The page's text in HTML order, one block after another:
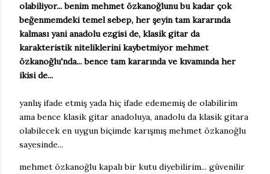
olabiliyor... benim mehmet özkanoğlunu bu kadar çok
beğenmemdeki temel sebep, her şeyin tam kararında
kalması yani anadolu ezgisi de, klasik gitar da
karakteristik niteliklerini kaybetmiyor mehmet
özkanoğlu'nda... bence tam kararında ve kıvamında her
ikisi de...
yanlış ifade etmiş yada hiç ifade edememiş de olabilirim
ama bence klasik gitar anadoluya, anadolu da klasik gitara
olabilecek en uygun biçimde karışmış mehmet özkanoğlu
sayesinde...
mehmet özkanoğlu kapalı bir kutu diyebilirim... güvenilir